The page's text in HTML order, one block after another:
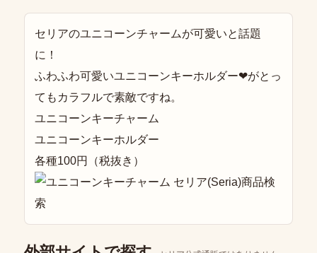
セリアのユニコーンチャームが可愛いと話題
に！
ふわふわ可愛いユニコーンキーホルダー❤がとっ
てもカラフルで素敵ですね。
ユニコーンキーチャーム
ユニコーンキーホルダー
各種100円（税抜き）